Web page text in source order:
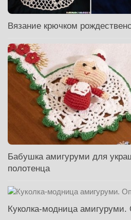
Вязание крючком
Бабушка амигуруми для
полотенца
Куколка-модница амигуруми.